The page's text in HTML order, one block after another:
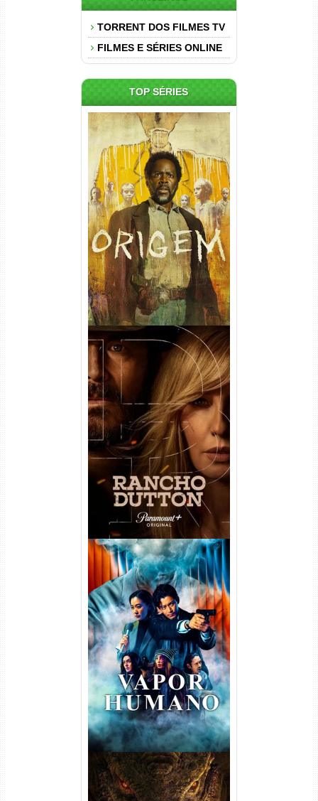
TORRENT DOS FILMES TV
FILMES E SÉRIES ONLINE
TOP SÉRIES
Origem 4ª Temporada Torrent
(2026) WEB-DL 1080p/4K
Dual Áudio
Rancho Dutton 1ª
Temporada Torrent (2026)
WEB-DL 1080p Dual Áudio
Vapor Humano 1ª Temporada
Torrent (2026) WEB-DL 1080p
Dual Áudio